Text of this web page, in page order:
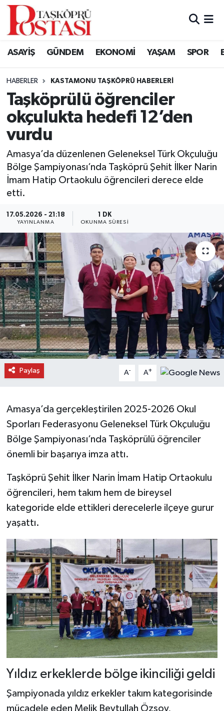
ASAYİŞ GÜNDEM EKONOMİ YAŞAM SPOR
HABERLER KASTAMONU TAŞKÖPRÜ HABERLERI
Taşköprülü öğrenciler
okçulukta hedefi 12’den
vurdu
Amasya’da düzenlenen Geleneksel Türk Okçuluğu
Bölge Şampiyonası’nda Taşköprü Şehit İlker Narin
İmam Hatip Ortaokulu öğrencileri derece elde
etti.
17.05.2026 - 21:18
YAYINLANMA
1 DK
OKUNMA SÜRESI
Paylaş A- A+
Amasya’da gerçekleştirilen 2025-2026 Okul
Sporları Federasyonu Geleneksel Türk Okçuluğu
Bölge Şampiyonası’nda Taşköprülü öğrenciler
önemli bir başarıya imza attı.
Taşköprü Şehit İlker Narin İmam Hatip Ortaokulu
öğrencileri, hem takım hem de bireysel
kategoride elde ettikleri derecelerle ilçeye gurur
yaşattı.
Yıldız erkeklerde bölge ikinciliği geldi
Şampiyonada yıldız erkekler takım kategorisinde
mücadele eden Melik Beytullah Özsoy,
Kastamonu Vefat Edenler
Araç Haberleri
Azdavay Haberleri
Bozkurt Haberleri
Cide Haberleri
Daday Haberleri
Devrekani Haberleri
Doğanyurt Haberleri
Hanönü Haberleri
İhsangazi Haberleri
İnebolu Haberleri
Merkez Haberleri
Pınarbaşı Haberleri
Şenpazar Haberleri
Seydiler Haberleri
Taşköprü Haberleri
Tosya Haberleri
Karadeniz Haberleri
Ulusal Haberler
Teknoloji Haberleri
Siyaset Haberleri
Dünya Haberleri
Yerel Haberler